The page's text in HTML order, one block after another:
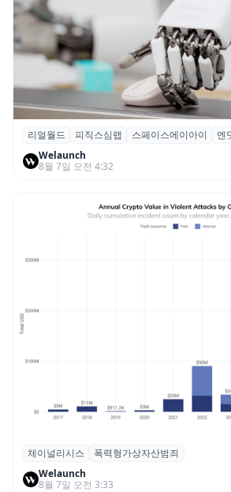
리얼월드, 로봇테크 스타트업
휴머노이드 표준 만든다
리얼월드 피직스심랩 스페이스에이아이 엔
Welaunch
8월 7일 오전 4:32
체이널리시스 “가상자산 보유
범죄 증가…상반기 탈취액
체이널리시스
폭력형가상자산범죄
Welaunch
8월 7일 오전 3:33